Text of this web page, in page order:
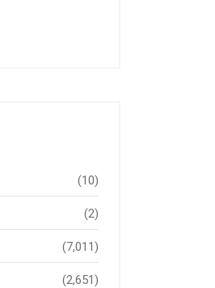
(10)
(2)
(7,011)
(2,651)